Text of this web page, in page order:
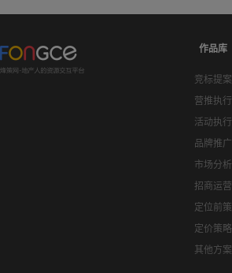
作品库
竞标提案
营推执行
活动执行
品牌推广
市场分析
招商运营
定位前策
定价策略
其他方案